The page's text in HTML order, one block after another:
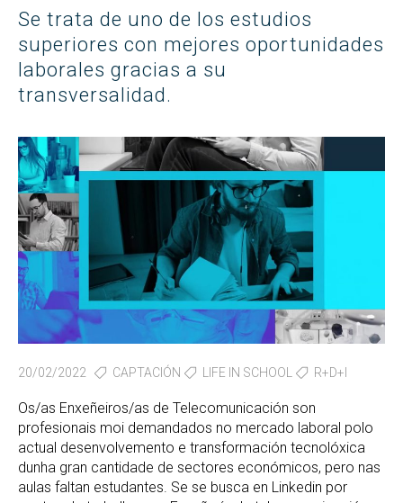
Se trata de uno de los estudios
superiores con mejores oportunidades
laborales gracias a su
transversalidad.
20/02/2022 CAPTACIÓN LIFE IN SCHOOL R+D+I
Os/as Enxeñeiros/as de Telecomunicación son
profesionais moi demandados no mercado laboral polo
actual desenvolvemento e transformación tecnolóxica
dunha gran cantidade de sectores económicos, pero nas
aulas faltan estudantes. Se se busca en Linkedin por